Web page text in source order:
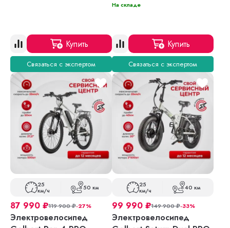
Купить
Связаться с экспертом
На складе
Купить
Связаться с экспертом
25
км/ч 50 км
87 990 ₽119 900₽-27%
Электровелосипед
25
км/ч 40 км
99 990 ₽149 900₽-33%
Электровелосипед